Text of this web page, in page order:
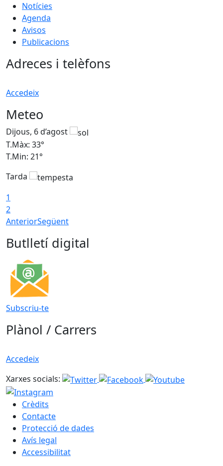
Notícies
Agenda
Avisos
Publicacions
Adreces i telèfons
Accedeix
Meteo
Dijous, 6 d’agost
T.Màx: 33°
T.Min: 21°
Tarda
1
2
AnteriorSegüent
Butlletí digital
Subscriu-te
Plànol / Carrers
Accedeix
Xarxes socials:
Crèdits
Contacte
Protecció de dades
Avís legal
Accessibilitat